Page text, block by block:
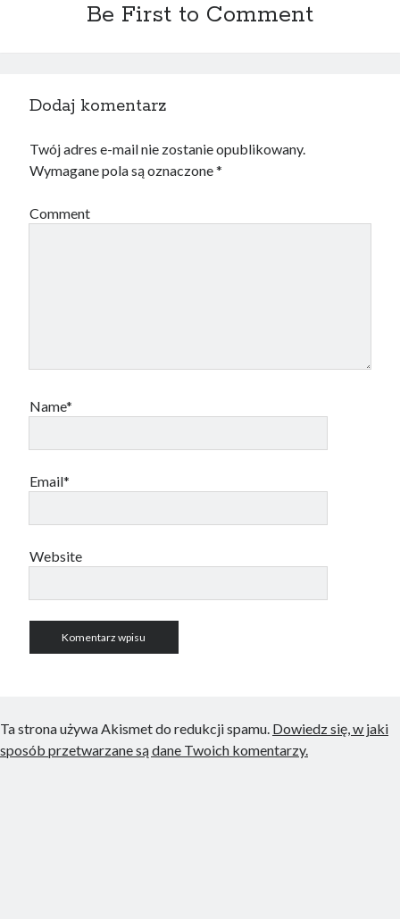
Be First to Comment
Dodaj komentarz
Twój adres e-mail nie zostanie opublikowany.
Wymagane pola są oznaczone*
Comment
Name*
Email*
Website
Ta strona używa Akismet do redukcji spamu. Dowiedz się, w jaki
sposób przetwarzane są dane Twoich komentarzy.